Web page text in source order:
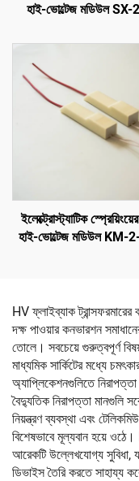
হাই-ভোল্টেজ মডিউল
ইলেক্ট্রোস্ট্যাটিক
হাই-ভোল্টেজ মডিউল KM-
HV ফ্লাইব্যাক
দক্ষ পাওয়ার কনভারশন
তোলে। সবচেয়ে গুরুত্বপূর্ণ
মাধ্যমিক সার্কিটের মধ্যে
অ্যাপ্লিকেশনগুলিতে
বৈদ্যুতিক নিরাপত্তা মানগুলি
নিয়ন্ত্রণ ব্যবস্থা এবং
বিশেষভাবে মূল্যবান হয়ে ওঠে।
আরেকটি উল্লেখযোগ্য সুবিধা,
ডিভাইস তৈরি করতে সাহায্য